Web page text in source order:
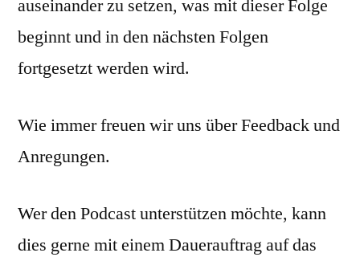
auseinander zu setzen, was mit dieser Folge
beginnt und in den nächsten Folgen
fortgesetzt werden wird.
Wie immer freuen wir uns über Feedback und
Anregungen.
Wer den Podcast unterstützen möchte, kann
dies gerne mit einem Dauerauftrag auf das